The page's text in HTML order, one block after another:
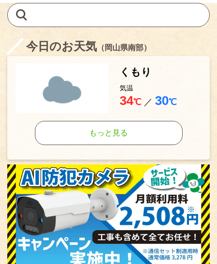
今日のお天気 （岡山県南部）
くもり
気温
34℃ ／ 30℃
もっと見る